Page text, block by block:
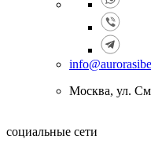
Москва, ул.
социальные сети